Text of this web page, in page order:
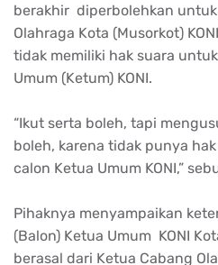
berakhir diperbolehkan
Olahraga Kota (Musorkot)
tidak memiliki hak suara
Umum (Ketum) KONI.
“Ikut serta boleh, tapi
boleh, karena tidak punya
calon Ketua Umum KONI,”
Pihaknya menyampaikan
(Balon) Ketua Umum KONI
berasal dari Ketua Cabang